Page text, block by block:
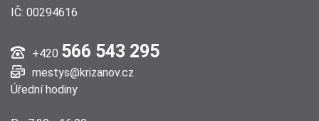
IČ: 00294616
+420 566 543 295
mestys@krizanov.cz
Úřední hodiny